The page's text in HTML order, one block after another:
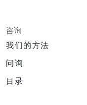
咨询
我们的方法
问询
目录